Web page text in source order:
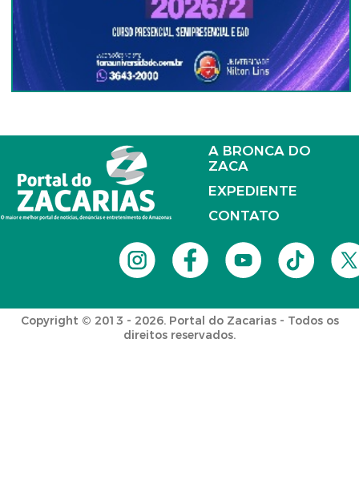
A BRONCA DO
ZACA
EXPEDIENTE
CONTATO
Copyright © 2013 - 2026. Portal do Zacarias - Todos os
direitos reservados.